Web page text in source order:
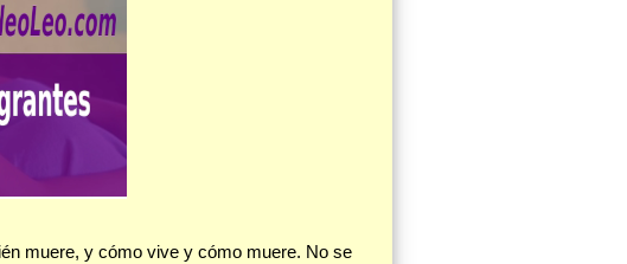
muere, y cómo vive y cómo muere. No se